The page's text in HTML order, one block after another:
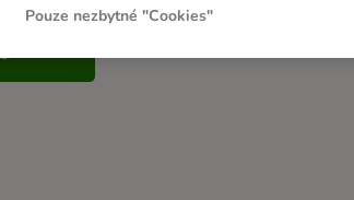
Pouze nezbytné "Cookies"